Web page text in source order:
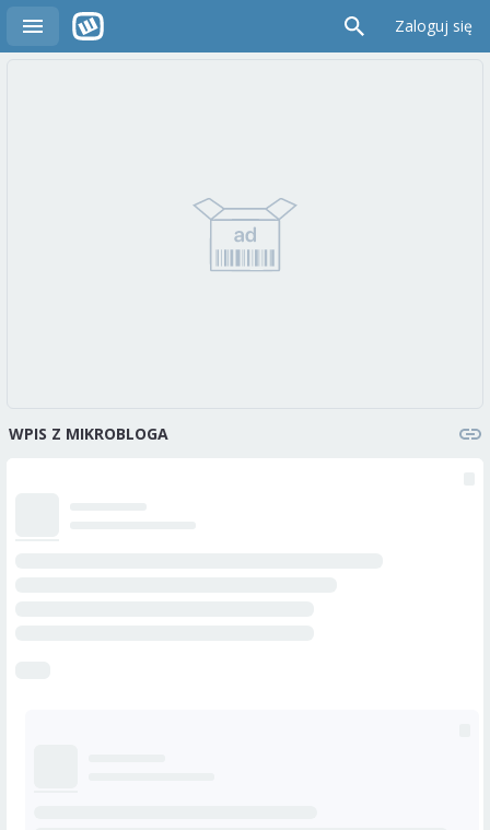
Zaloguj się
WPIS Z MIKROBLOGA